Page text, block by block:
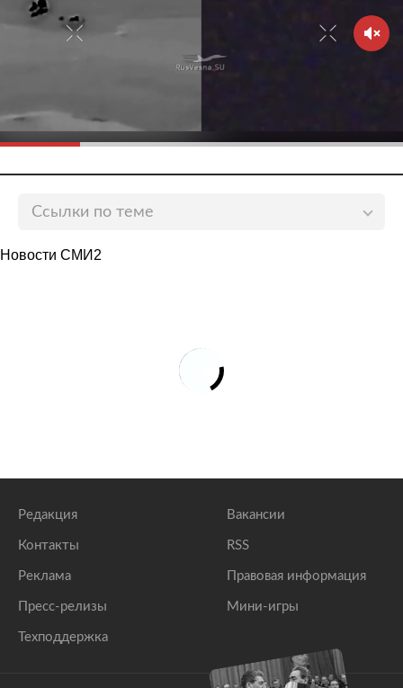
Ссылки по теме
подходящий бюстгальтер во время пандемии
Женщина показала легкий способ купить джинсы
идеального размера без примерки
Новости СМИ2
Редакция
Контакты
Реклама
Пресс-релизы
Техподдержка
Вакансии
RSS
Правовая информация
Мини-игры